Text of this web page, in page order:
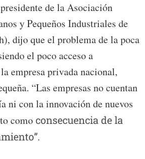
de la Asociación
y Pequeños Industriales de
dijo que el problema de la poca
el poco acceso a
empresa privada nacional,
“Las empresas no cuentan
ni con la innovación de nuevos
comoconsecuencia de la
.